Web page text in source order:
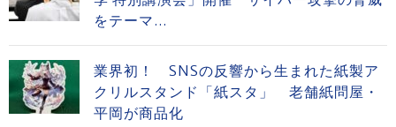
をテーマ...
業界初！ SNSの反響から生まれた紙製ア
クリルスタンド「紙スタ」 老舗紙問屋・
平岡が商品化